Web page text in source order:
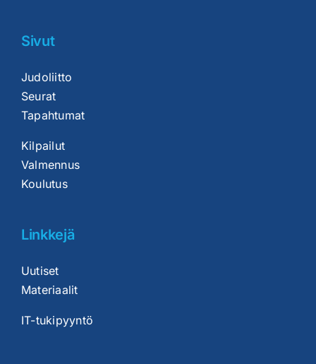
Sivut
Judoliitto
Seurat
Tapahtumat
Kilpailut
Valmennus
Koulutus
Linkkejä
Uutiset
Materiaalit
IT-tukipyyntö